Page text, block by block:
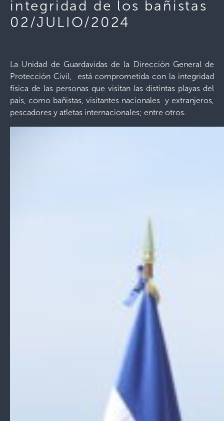
integridad de los bañistas
02/JULIO/2024
La Unidad de Guardavidas de la Dirección General de
Protección Civil, está comprometida con la integridad
física de las personas que visitan las distintas playas del
país, como bañistas, visitantes nacionales y extranjeros,
pescadores y atletas internacionales; entre otros.